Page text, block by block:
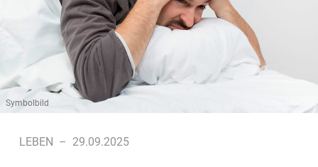
Symbolbild
LEBEN – 29.09.2025